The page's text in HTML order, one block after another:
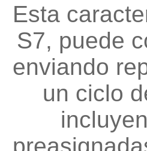
Esta
S7, puede
enviando
un ciclo